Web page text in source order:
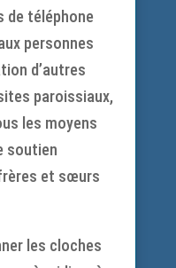
de téléphone
personnes
d’autres
paroissiaux,
les moyens
soutien
et sœurs
les cloches